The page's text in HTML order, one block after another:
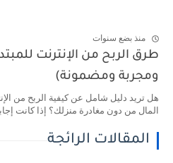
منذ بضع سنوات
ومجربة ومضمونة)
هل تريد دليل شامل عن كيفية الربح من
المال من دون مغادرة منزلك؟ إذا كانت
المقالات الرائجة